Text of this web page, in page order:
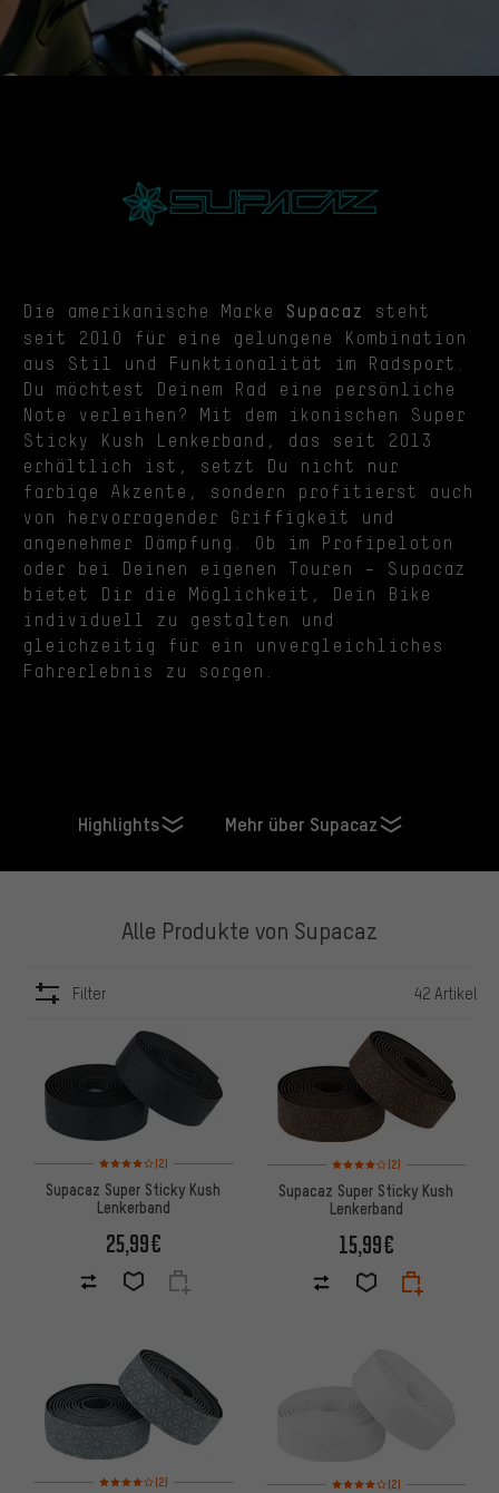
Die amerikanische Marke Supacaz
steht
seit 2010 für eine gelungene Kombination
aus Stil und Funktionalität im Radsport.
Du möchtest Deinem Rad eine persönliche
Note verleihen? Mit dem ikonischen Super
Sticky Kush Lenkerband, das seit 2013
erhältlich ist, setzt Du nicht nur
farbige Akzente, sondern profitierst auch
von hervorragender Griffigkeit und
angenehmer Dämpfung. Ob im Profipeloton
oder bei Deinen eigenen Touren – Supacaz
bietet Dir die Möglichkeit, Dein Bike
individuell zu gestalten und
gleichzeitig für ein unvergleichliches
Fahrerlebnis zu sorgen.
Highlights Mehr über Supacaz
Alle Produkte von Supacaz
Filter 42 Artikel
Bewertungen: 4 von 5 basierend auf 2 Bewertungen
(2)
Supacaz Super Sticky Kush
Lenkerband
25,99€
Bewertungen: 4 von 5
(2)
Supacaz Super Sticky Kush
Lenkerband
15,99€
Bewertungen: 4 von 5 basierend auf 2 Bewertungen
(2) Bewertungen: 4 von 5
(2)